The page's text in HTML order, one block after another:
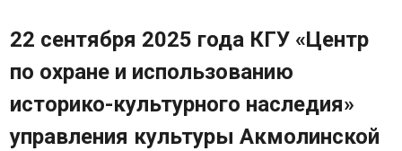
Статьи
Памятники (QR-код)
культурного наследия
Опрос
22 сентября 2025 года КГУ «Центр
по охране и использованию
историко-культурного наследия»
управления культуры Акмолинской